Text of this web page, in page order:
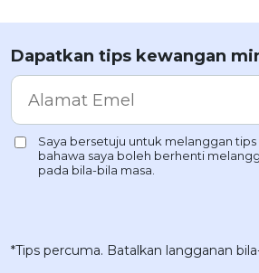
Dapatkan tips kewangan
*Tips percuma. Batalkan langganan